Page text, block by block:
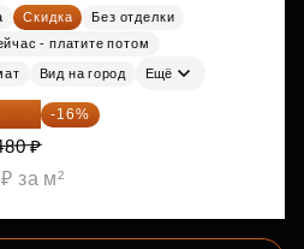
Скидка
Без отделки
- платите потом
Вид на город Ещё
₽ -16%
₽
за м²